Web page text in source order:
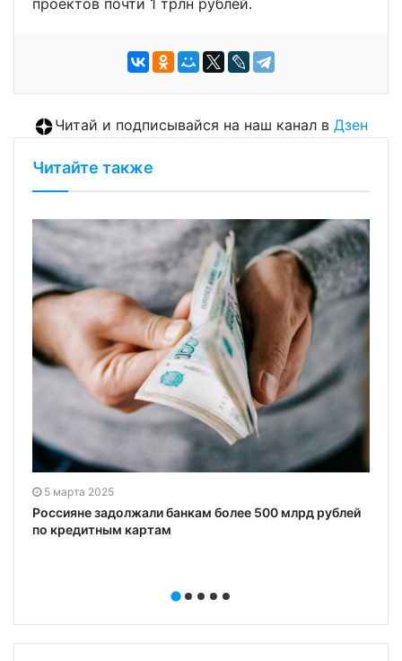
проектов почти 1 трлн рублей.
Читай и подписывайся на наш канал в Дзен
Читайте также
5 марта 2025
Россияне задолжали банкам более 500 млрд рублей
по кредитным картам